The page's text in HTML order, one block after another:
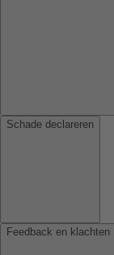
Schade declareren
Feedback en klachten